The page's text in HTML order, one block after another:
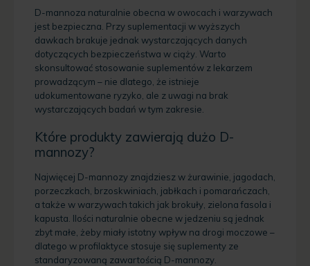
D-mannoza naturalnie obecna w owocach i warzywach
jest bezpieczna. Przy suplementacji w wyższych
dawkach brakuje jednak wystarczających danych
dotyczących bezpieczeństwa w ciąży. Warto
skonsultować stosowanie suplementów z lekarzem
prowadzącym – nie dlatego, że istnieje
udokumentowane ryzyko, ale z uwagi na brak
wystarczających badań w tym zakresie.
Które produkty zawierają dużo D-
mannozy?
Najwięcej D-mannozy znajdziesz w żurawinie, jagodach,
porzeczkach, brzoskwiniach, jabłkach i pomarańczach,
a także w warzywach takich jak brokuły, zielona fasola i
kapusta. Ilości naturalnie obecne w jedzeniu są jednak
zbyt małe, żeby miały istotny wpływ na drogi moczowe –
dlatego w profilaktyce stosuje się suplementy ze
standaryzowaną zawartością D-mannozy.